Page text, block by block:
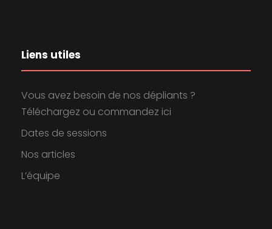
Liens utiles
Vous avez besoin de nos dépliants ?
Téléchargez ou commandez ici
Dates de sessions
Nos articles
L’équipe